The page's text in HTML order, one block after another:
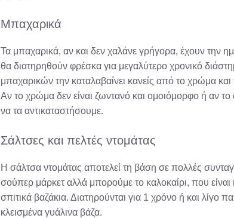
Μπαχαρικά
Τα μπαχαρικά, αν και δεν χαλάνε γρήγορα, έχουν την
θα διατηρηθούν φρέσκα για μεγαλύτερο χρονικό
μπαχαρικών την καταλαβαίνει κανείς από το χρώμα
Αν το χρώμα δεν είναι ζωντανό και ομοιόμορφο ή αν το
να τα αντικαταστήσουμε.
Σάλτσες και πελτές ντομάτας
Η σάλτσα ντομάτας αποτελεί τη βάση σε πολλές
σούπερ μάρκετ αλλά μπορούμε το καλοκαίρι, που
σπιτικά βαζάκια. Διατηρούνται για 1 χρόνο ή και
κλεισμένα γυάλινα βάζα.